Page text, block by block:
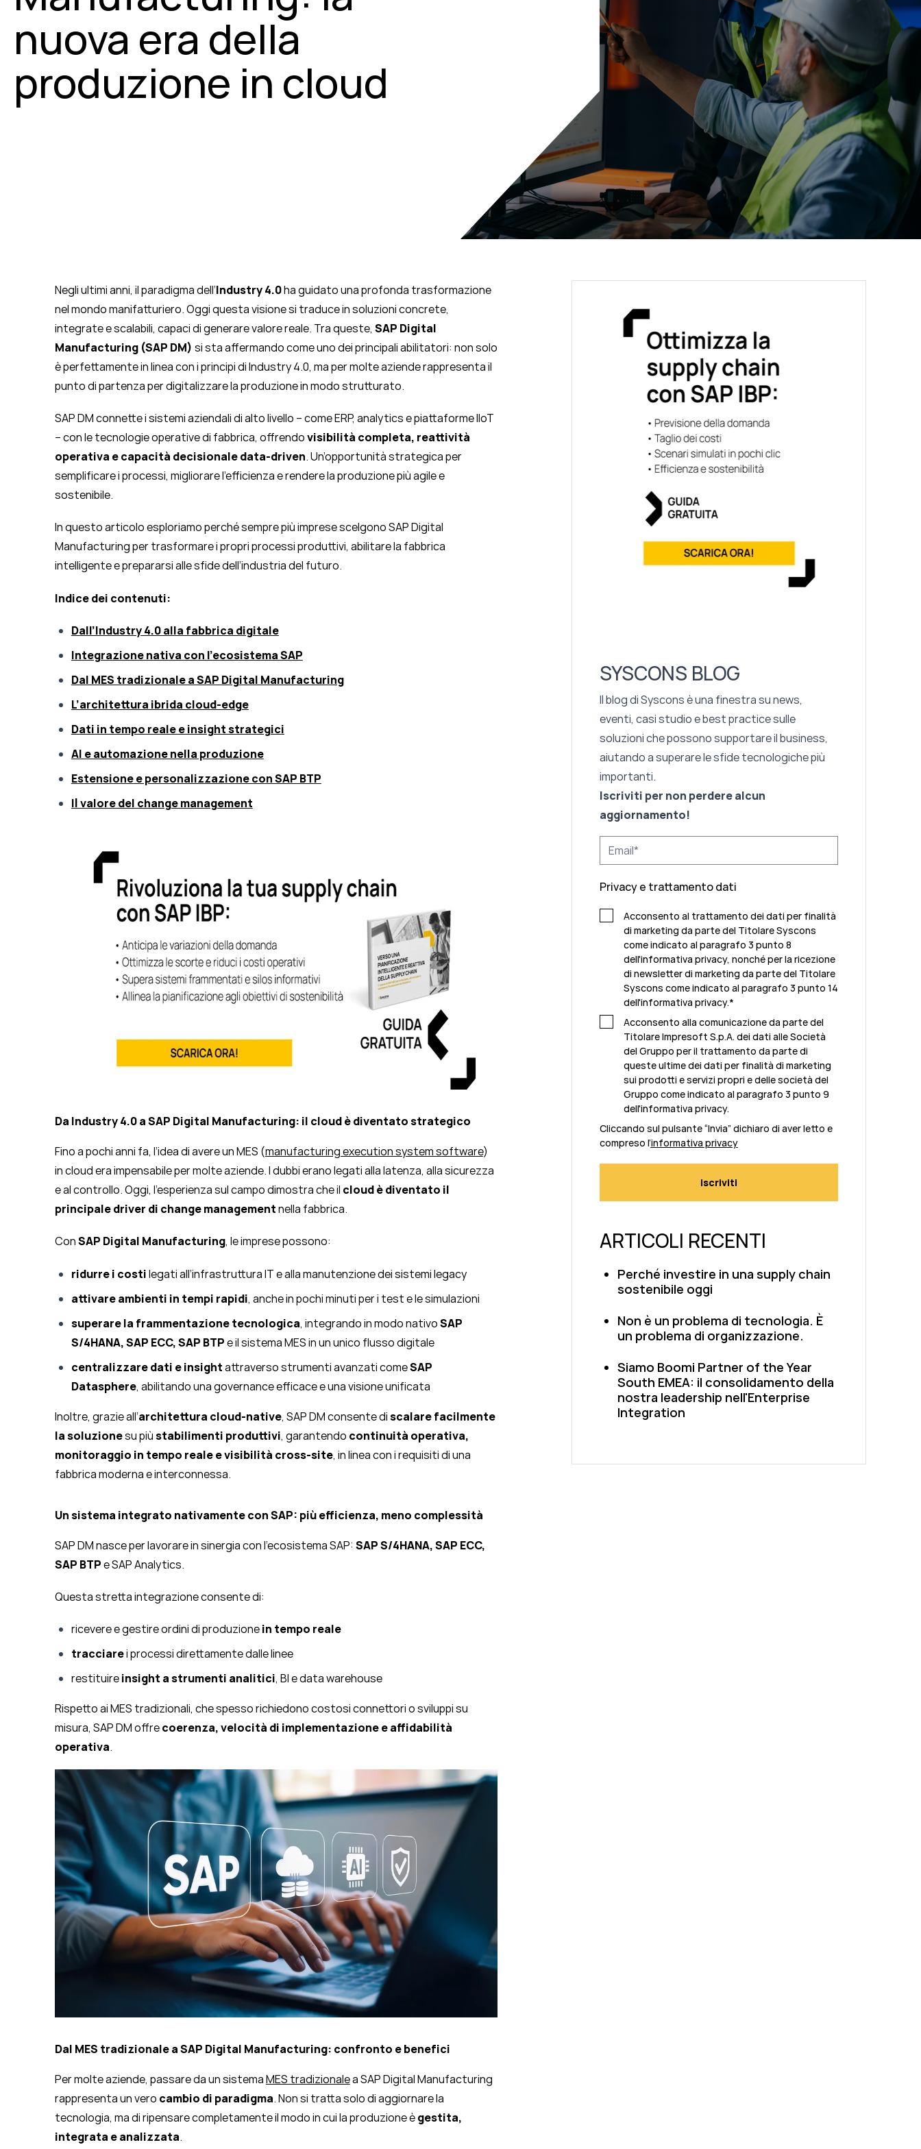
nuova era della
produzione in cloud
Negli ultimi anni, il paradigma dell’Industry 4.0ha guidato una profonda trasformazione
nel mondo manifatturiero. Oggi questa visione si traduce in soluzioni concrete,
integrate e scalabili, capaci di generare valore reale. Tra queste, SAP Digital
Manufacturing (SAP DM) si sta affermando come uno dei principali abilitatori: non solo
è perfettamente in linea con i principi di Industry 4.0, ma per molte aziende rappresenta il
punto di partenza per digitalizzare la produzione in modo strutturato.
SAP DM connette i sistemi aziendali di alto livello – come ERP, analytics e piattaforme IIoT
– con le tecnologie operative di fabbrica, offrendovisibilità completa, reattività
operativa e capacità decisionale data-driven. Un’opportunità strategica per
semplificare i processi, migliorare l’efficienza e rendere la produzione più agile e
sostenibile.
In questo articolo esploriamo perché sempre più imprese scelgono SAP Digital
Manufacturing per trasformare i propri processi produttivi, abilitare la fabbrica
intelligente e prepararsi alle sfide dell’industria del futuro.
Indice dei contenuti:
Dall’Industry 4.0 alla fabbrica digitale
Integrazione nativa con l’ecosistema SAP
Dal MES tradizionale a SAP Digital Manufacturing
L’architettura ibrida cloud-edge
Dati in tempo reale e insight strategici
AI e automazione nella produzione
Estensione e personalizzazione con SAP BTP
Il valore del change management
Da Industry 4.0 a SAP Digital Manufacturing: il cloud è diventato strategico
Fino a pochi anni fa, l’idea di avere un MES (manufacturing execution system software)
in cloud era impensabile per molte aziende. I dubbi erano legati alla latenza, alla sicurezza
e al controllo. Oggi, l’esperienza sul campo dimostra che il cloud è diventato il
principale driver di change managementnella fabbrica.
ConSAP Digital Manufacturing, le imprese possono:
ridurre i costilegati all’infrastruttura IT e alla manutenzione dei sistemi legacy
attivare ambienti in tempi rapidi, anche in pochi minuti per i test e le simulazioni
superare la frammentazione tecnologica, integrando in modo nativoSAP
S/4HANA, SAP ECC, SAP BTPe il sistema MES in un unico flusso digitale
centralizzare dati e insightattraverso strumenti avanzati comeSAP
Datasphere, abilitando una governance efficace e una visione unificata
Inoltre, grazie all’architettura cloud-native, SAP DM consente discalare facilmente
la soluzionesu piùstabilimenti produttivi, garantendo continuità operativa,
monitoraggio in tempo reale e visibilità cross-site, in linea con i requisiti di una
fabbrica moderna e interconnessa.
Un sistema integrato nativamente con SAP: più efficienza, meno complessità
SAP DM nasce per lavorare in sinergia con l’ecosistema SAP: SAP S/4HANA, SAP ECC,
SAP BTPe SAP Analytics.
Questa stretta integrazione consente di:
ricevere e gestire ordini di produzionein tempo reale
tracciarei processi direttamente dalle linee
restituireinsight a strumenti analitici, BI e data warehouse
Rispetto ai MES tradizionali, che spesso richiedono costosi connettori o sviluppi su
misura, SAP DM offrecoerenza, velocità di implementazione e affidabilità
operativa.
Dal MES tradizionale a SAP Digital Manufacturing: confronto e benefici
Per molte aziende, passare da un sistemaMES tradizionalea SAP Digital Manufacturing
rappresenta un vero cambio di paradigma. Non si tratta solo di aggiornare la
tecnologia, ma di ripensare completamente il modo in cui la produzione ègestita,
integrata e analizzata.
SYSCONS BLOG
Il blog di Syscons è una finestra su news,
eventi, casi studio e best practice sulle
soluzioni che possono supportare il business,
aiutando a superare le sfide tecnologiche più
importanti.
Iscriviti per non perdere alcun
aggiornamento!
Privacy e trattamento dati
Acconsento al trattamento dei dati per finalità
di marketing da parte del Titolare Syscons
come indicato al paragrafo 3 punto 8
dell'informativa privacy, nonché per la ricezione
di newsletter di marketing da parte del Titolare
Syscons come indicato al paragrafo 3 punto 14
dell'informativa privacy.*
Acconsento alla comunicazione da parte del
Titolare Impresoft S.p.A. dei dati alle Società
del Gruppo per il trattamento da parte di
queste ultime dei dati per finalità di marketing
sui prodotti e servizi propri e delle società del
Gruppo come indicato al paragrafo 3 punto 9
dell'informativa privacy.
Cliccando sul pulsante “Invia” dichiaro di aver letto e
compreso l’informativa privacy
ARTICOLI RECENTI
Perché investire in una supply chain
sostenibile oggi
Non è un problema di tecnologia. È
un problema di organizzazione.
Siamo Boomi Partner of the Year
South EMEA: il consolidamento della
nostra leadership nell'Enterprise
Integration